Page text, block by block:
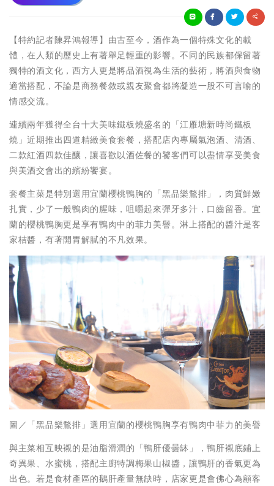
【特約記者陳昇鴻報導】由古至今，酒作為一個特殊文化的載
體，在人類的歷史上有著舉足輕重的影響。不同的民族都保留著
獨特的酒文化，西方人更是將品酒視為生活的藝術，將酒與食物
適當搭配，不論是商務餐敘或親友聚會都將凝造一股不可言喻的
情感交流。
連續兩年獲得全台十大美味鐵板燒盛名的「江雁塘新時尚鐵板
燒」近期推出四道精緻美食套餐，搭配店內專屬氣泡酒、清酒、
二款紅酒四款佳釀，讓喜歡以酒佐餐的饕客們可以盡情享受美食
與美酒交會出的繽紛饗宴。
套餐主菜是特別選用宜蘭櫻桃鴨胸的「黑品樂鶩排」，肉質鮮嫩
扎實，少了一般鴨肉的腥味，咀嚼起來彈牙多汁，口齒留香。宜
蘭的櫻桃鴨胸更是享有鴨肉中的菲力美譽。淋上搭配的醬汁是客
家桔醬，有著開胃解膩的不凡效果。
圖／「黑品樂鶩排」選用宜蘭的櫻桃鴨胸享有鴨肉中菲力的美譽
與主菜相互映襯的是油脂滑潤的「鴨肝優曇缽」，鴨肝襯底鋪上
奇異果、水蜜桃，搭配主廚特調梅果山椒醬，讓鴨肝的香氣更為
出色。若是食材產區的鵝肝產量無缺時，店家更是會佛心為顧客